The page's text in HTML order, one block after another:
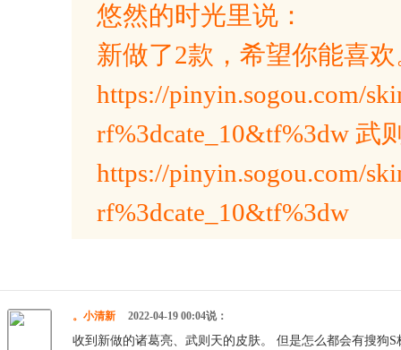
悠然的时光里说：
新做了2款，希望你能喜
https://pinyin.sogou.com/
rf%3dcate_10&tf%3dw 武
https://pinyin.sogou.com/
rf%3dcate_10&tf%3dw
。小清新 2022-04-19 00:04说：
收到新做的诸葛亮、武则天的皮肤。 但是怎么都会有搜